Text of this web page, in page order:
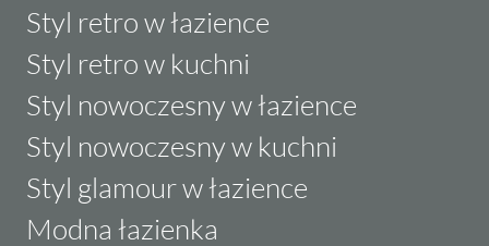
Styl retro w łazience
Styl retro w kuchni
Styl nowoczesny w łazience
Styl nowoczesny w kuchni
Styl glamour w łazience
Modna łazienka